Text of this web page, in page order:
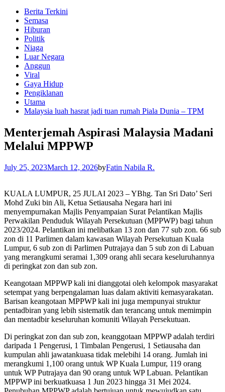
Berita Terkini
Semasa
Hiburan
Politik
Niaga
Luar Negara
Anggun
Viral
Gaya Hidup
Pengiklanan
Utama
Malaysia luah hasrat jadi tuan rumah Piala Dunia – TPM
Menterjemah Aspirasi Malaysia Madani
Melalui MPPWP
July 25, 2023March 12, 2026byFatin Nabila R.
KUALA LUMPUR, 25 JULAI 2023 – YBhg. Tan Sri Dato’ Seri
Mohd Zuki bin Ali, Ketua Setiausaha Negara hari ini
menyempurnakan Majlis Penyampaian Surat Pelantikan Majlis
Perwakilan Penduduk Wilayah Persekutuan (MPPWP) bagi tahun
2023/2024. Pelantikan ini melibatkan 13 zon dan 77 sub zon. 66 sub
zon di 11 Parlimen dalam kawasan Wilayah Persekutuan Kuala
Lumpur, 6 sub zon di Parlimen Putrajaya dan 5 sub zon di Labuan
yang merangkumi seramai 1,309 orang ahli secara keseluruhannya
di peringkat zon dan sub zon.
Keangotaan MPPWP kali ini dianggotai oleh kelompok masyarakat
setempat yang berpengalaman luas dalam aktiviti kemasyarakatan.
Barisan keangotaan MPPWP kali ini juga mempunyai struktur
pentadbiran yang lebih sistematik dan terancang untuk memimpin
dan mentadbir keseluruhan komuniti Wilayah Persekutuan.
Di peringkat zon dan sub zon, keanggotaan MPPWP adalah terdiri
daripada 1 Pengerusi, 1 Timbalan Pengerusi, 1 Setiausaha dan
kumpulan ahli jawatankuasa tidak melebihi 14 orang. Jumlah ini
merangkumi 1,100 orang untuk WP Kuala Lumpur, 119 orang
untuk WP Putrajaya dan 90 orang untuk WP Labuan. Pelantikan
MPPWP ini berkuatkuasa 1 Jun 2023 hingga 31 Mei 2024.